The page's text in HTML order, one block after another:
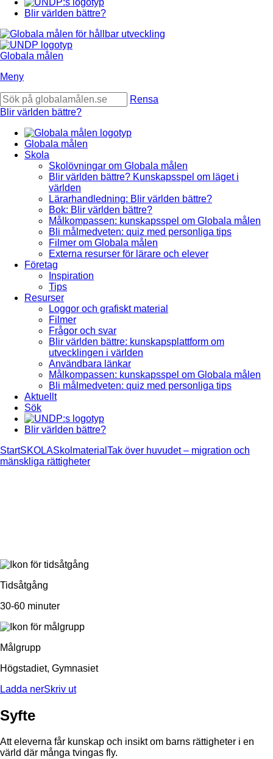
Blir världen bättre?
Globala målen
Meny
Rensa
Blir världen bättre?
Globala målen
Skola
Skolövningar om Globala målen
Blir världen bättre? Kunskapsspel om läget i
världen
Lärarhandledning: Blir världen bättre?
Bok: Blir världen bättre?
Målkompassen: kunskapsspel om Globala målen
Bli målmedveten: quiz med personliga tips
Filmer om Globala målen
Externa resurser för lärare och elever
Företag
Inspiration
Tips
Resurser
Loggor och grafiskt material
Filmer
Frågor och svar
Blir världen bättre: kunskapsplattform om
utvecklingen i världen
Användbara länkar
Målkompassen: kunskapsspel om Globala målen
Bli målmedveten: quiz med personliga tips
Aktuellt
Sök
Blir världen bättre?
StartSKOLASkolmaterial Tak över huvudet – migration och
mänskliga rättigheter
Tidsåtgång
30-60 minuter
Målgrupp
Högstadiet, Gymnasiet
Ladda nerSkriv ut
Syfte
Att eleverna får kunskap och insikt om barns rättigheter i en
värld där många tvingas fly.